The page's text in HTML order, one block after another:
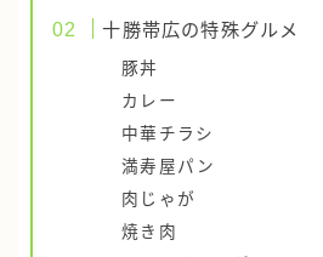
十勝帯広の特殊グルメ
豚丼
カレー
中華チラシ
満寿屋パン
肉じゃが
焼き肉